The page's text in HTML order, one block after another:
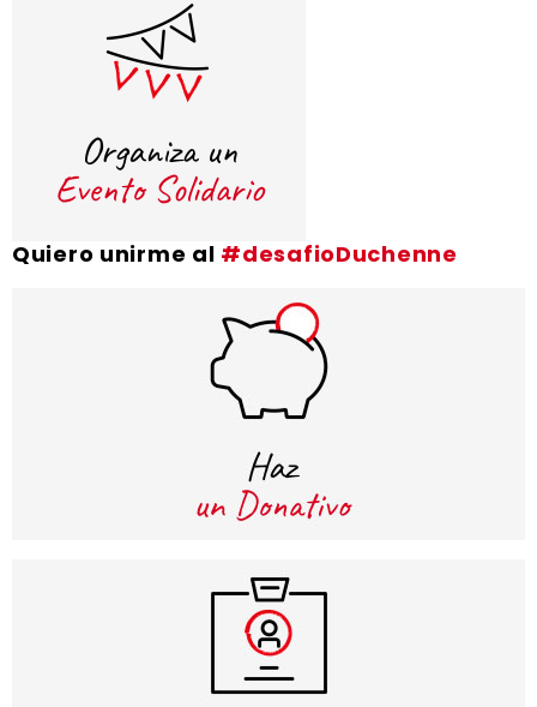
Quiero unirme al #desafioDuchenne